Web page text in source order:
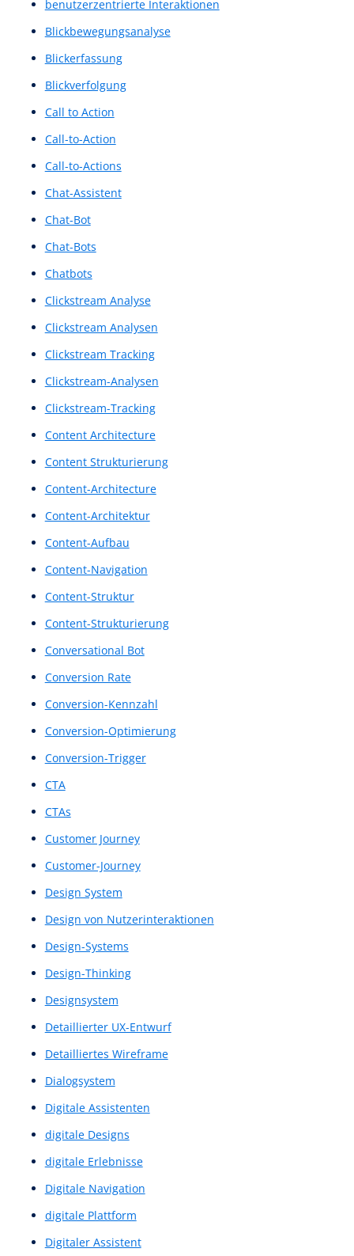
benutzerfreundlich
Benutzerfreundlichkeit
Benutzerführung
Benutzeroberfläche
Benutzeroberflächen
Benutzeroberflächen-Konzept
Benutzerpfad
Benutzerreise
Benutzerumfeldanalyse
Benutzerumfrage
Blickbewegungsanalyse
Blickerfassung
Blickverfolgung
Call to Action
Call-to-Action
Call-to-Actions
Chat-Assistent
Chatbots
Clickstream Analyse
Clickstream Analysen
Clickstream Tracking
Clickstream-Analysen
Clickstream-Tracking
Content Architecture
Content-Architektur
Content-Aufbau
Content-Navigation
Content-Struktur
Content-Strukturierung
Conversational Bot
Conversion Rate
Conversion-Trigger